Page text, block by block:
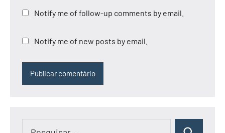
Notify me of follow-up comments by email.
Notify me of new posts by email.